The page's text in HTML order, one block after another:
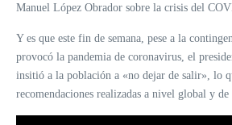
Manuel López Obrador sobre la crisis del
Y es que este fin de semana, pese a la
provocó la pandemia de coronavirus, el
insitió a la población a «no dejar de salir», lo
recomendaciones realizadas a nivel global y de